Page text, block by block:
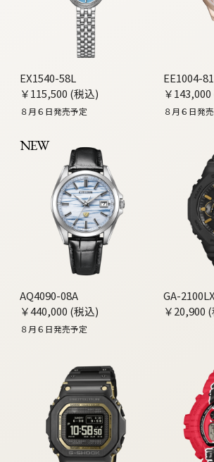
EX1540-58L
￥115,500 (税込)
８月６日発売予定
EE1004-
￥
８月６日発
NEW
AQ4090-08A
￥440,000 (税込)
８月６日発売予定
GA-
￥20,900